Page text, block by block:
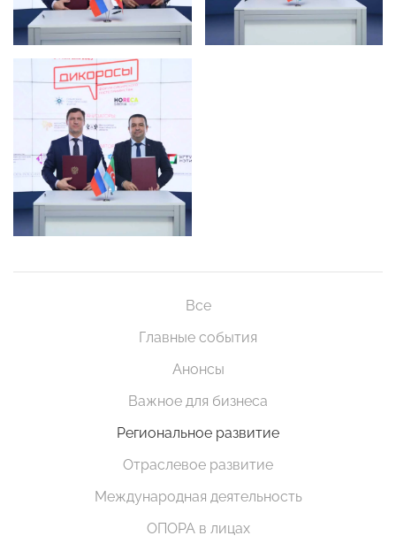
Все
Главные события
Анонсы
Важное для бизнеса
Региональное развитие
Отраслевое развитие
Международная деятельность
ОПОРА в лицах